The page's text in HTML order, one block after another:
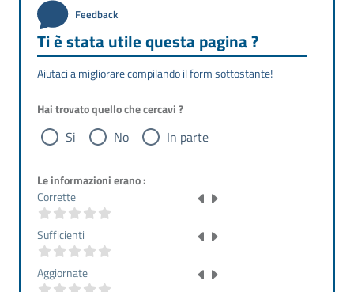
Feedback
Ti è stata utile questa pagina ?
Aiutaci a migliorare compilando il form sottostante!
Hai trovato quello che cercavi ?
Si No In parte
Le informazioni erano :
Corrette
Sufficienti
Aggiornate